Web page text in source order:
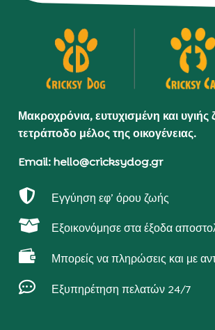
Μακροχρόνια, ευτυχισμένη και υγιής
τετράποδο μέλος της οικογένειας.
Email: hello@cricksydog.gr
 Εγγύηση εφ’ όρου ζωής
 Εξοικονόμησε στα έξοδα
 Μπορείς να πληρώσεις και με
 Εξυπηρέτηση πελατών 24/7